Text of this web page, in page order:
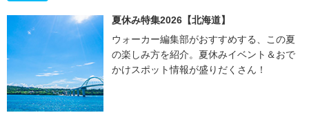
夏休み特集2026【北海道】
ウォーカー編集部がおすすめする、この夏
の楽しみ方を紹介。夏休みイベント＆おで
かけスポット情報が盛りだくさん！